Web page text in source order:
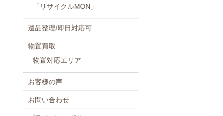
「リサイクルMON」
遺品整理/即日対応可
物置買取
物置対応エリア
お客様の声
お問い合わせ